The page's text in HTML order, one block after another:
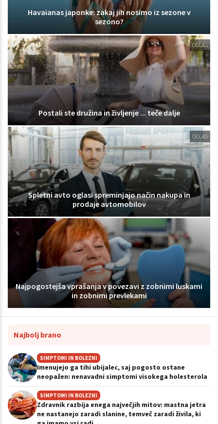
Havaianas japonke: zakaj jih nosimo iz sezone v
sezono?
OGLAS
Postali ste družina in življenje ... teče dalje
OGLAS
Spletni avto oglasi spreminjajo način nakupa in
prodaje avtomobilov
Najpogostejša vprašanja v povezavi z zobnimi luskami
in zobnimi prevlekami
Najbolj brano
SIMPTOMI IN BOLEZNI
Imenujejo ga tihi ubijalec, saj pogosto ostane
neopažen: nenavadni simptomi visokega holesterola
SIMPTOMI IN BOLEZNI
Zdravnik razbija enega največjih mitov: mastna jetra
ne nastanejo zaradi slanine, temveč zaradi živila, ki